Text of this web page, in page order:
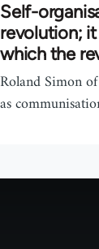
Self-
revolution;
which the
Roland Simon
as